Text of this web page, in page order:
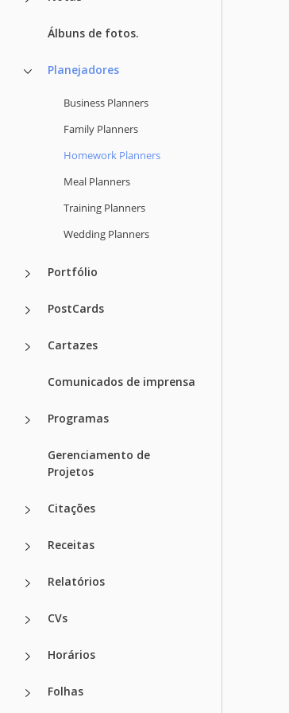
Álbuns de fotos.
Planejadores
Business Planners
Family Planners
Homework Planners
Meal Planners
Training Planners
Wedding Planners
Portfólio
PostCards
Cartazes
Comunicados de imprensa
Programas
Gerenciamento de
Projetos
Citações
Receitas
Relatórios
CVs
Horários
Folhas